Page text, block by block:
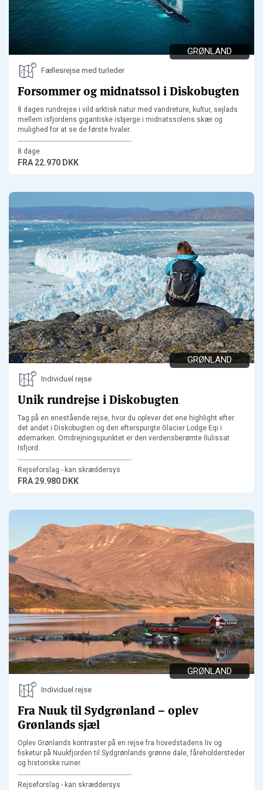
GRØNLAND
Fællesrejse med turleder
Forsommer og midnatssol i Diskobugten
8 dages rundrejse i vild arktisk natur med vandreture, kultur, sejlads
mellem isfjordens gigantiske isbjerge i midnatssolens skær og
mulighed for at se de første hvaler.
8 dage
FRA 22.970 DKK
GRØNLAND
Individuel rejse
Unik rundrejse i Diskobugten
Tag på en enestående rejse, hvor du oplever det ene highlight efter
det andet i Diskobugten og den efterspurgte Glacier Lodge Eqi i
ødemarken. Omdrejningspunktet er den verdensberømte Ilulissat
Isfjord.
Rejseforslag - kan skræddersys
FRA 29.980 DKK
GRØNLAND
Individuel rejse
Fra Nuuk til Sydgrønland – oplev
Grønlands sjæl
Oplev Grønlands kontraster på en rejse fra hovedstadens liv og
fisketur på Nuukfjorden til Sydgrønlands grønne dale, fåreholdersteder
og historiske ruiner.
Rejseforslag - kan skræddersys